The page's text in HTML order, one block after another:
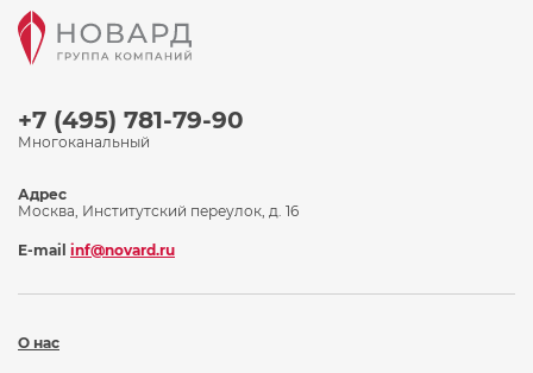
+7 (495) 781-79-90
Многоканальный
О нас
Адрес
Москва, Институтский переулок, д. 16
E-mail inf@novard.ru